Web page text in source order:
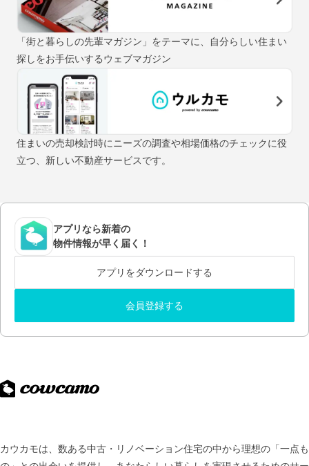
「街と暮らしの先輩マガジン」をテーマに、自分らしい住まい
探しをお手伝いするウェブマガジン
住まいの売却検討時にニーズの調査や相場価格のチェックに役
立つ、新しい不動産サービスです。
アプリなら新着の
物件情報が早く届く！
アプリをダウンロードする
会員登録する
カウカモは、数ある中古・リノベーション住宅の中から理想の「一点も